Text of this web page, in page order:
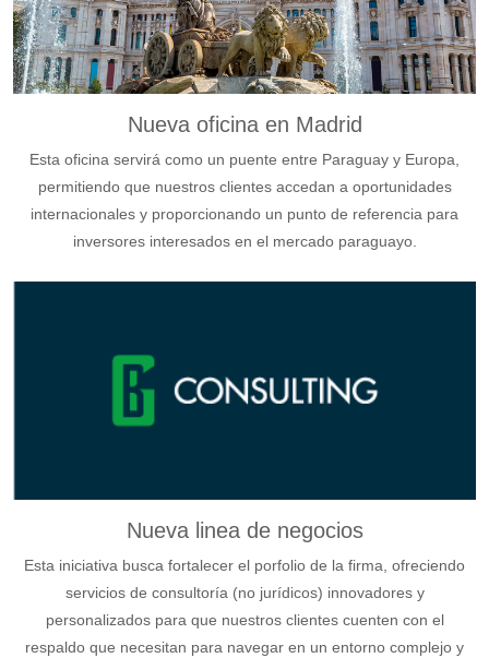
Nueva oficina en Madrid
Esta oficina servirá como un puente entre Paraguay y Europa,
permitiendo que nuestros clientes accedan a oportunidades
internacionales y proporcionando un punto de referencia para
inversores interesados en el mercado paraguayo.
Nueva linea de negocios
Esta iniciativa busca fortalecer el porfolio de la firma, ofreciendo
servicios de consultoría (no jurídicos) innovadores y
personalizados para que nuestros clientes cuenten con el
respaldo que necesitan para navegar en un entorno complejo y